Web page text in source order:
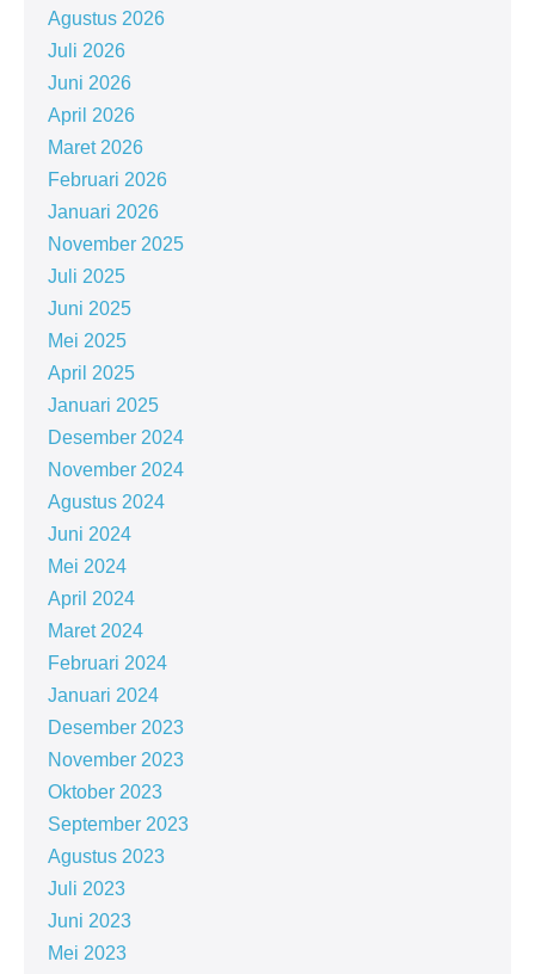
Agustus 2026
Juli 2026
Juni 2026
April 2026
Maret 2026
Februari 2026
Januari 2026
November 2025
Juli 2025
Juni 2025
Mei 2025
April 2025
Januari 2025
Desember 2024
November 2024
Agustus 2024
Juni 2024
Mei 2024
April 2024
Maret 2024
Februari 2024
Januari 2024
Desember 2023
November 2023
Oktober 2023
September 2023
Agustus 2023
Juli 2023
Juni 2023
Mei 2023